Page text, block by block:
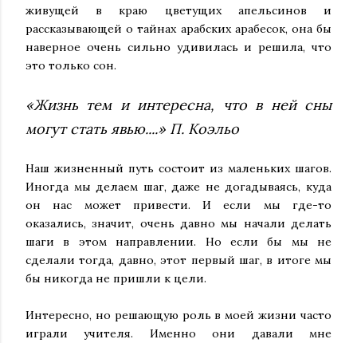
живущей в краю цветущих апельсинов и
рассказывающей о тайнах арабских арабесок, она бы
наверное очень сильно удивилась и решила, что
это только сон.
«Жизнь тем и интересна, что в ней сны
могут стать явью....» П. Коэльо
Наш жизненный путь состоит из маленьких шагов.
Иногда мы делаем шаг, даже не догадываясь, куда
он нас может привести. И если мы где-то
оказались, значит, очень давно мы начали делать
шаги в этом направлении. Но если бы мы не
сделали тогда, давно, этот первый шаг, в итоге мы
бы никогда не пришли к цели.
Интересно, но решающую роль в моей жизни часто
играли учителя. Именно они давали мне